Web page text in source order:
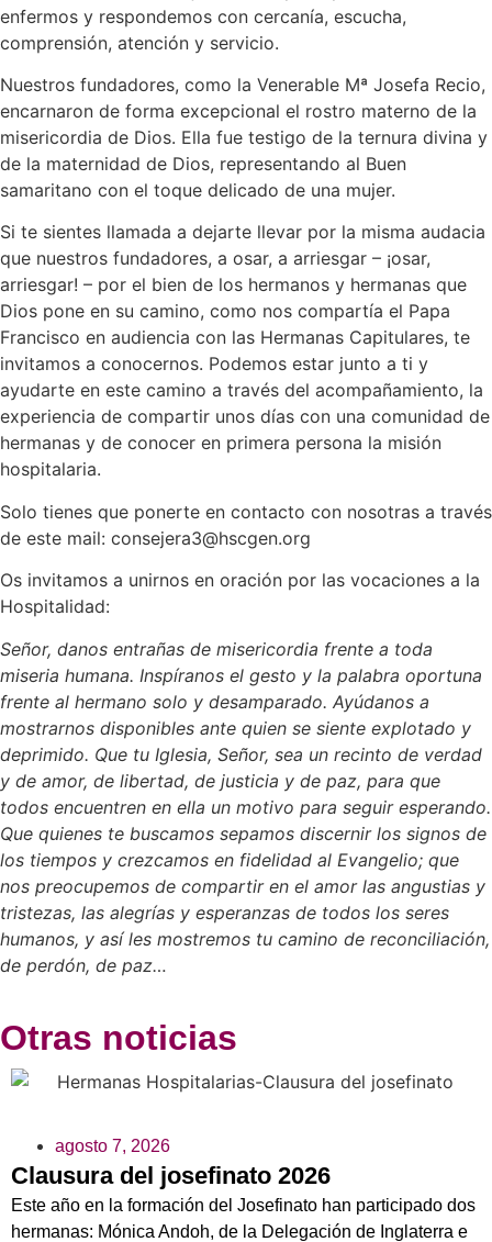
enfermos y respondemos con cercanía, escucha,
comprensión, atención y servicio.
Nuestros fundadores, como la Venerable Mª Josefa Recio,
encarnaron de forma excepcional el rostro materno de la
misericordia de Dios. Ella fue testigo de la ternura divina y
de la maternidad de Dios, representando al Buen
samaritano con el toque delicado de una mujer.
Si te sientes llamada a dejarte llevar por la misma audacia
que nuestros fundadores, a osar, a arriesgar – ¡osar,
arriesgar! – por el bien de los hermanos y hermanas que
Dios pone en su camino, como nos compartía el Papa
Francisco en audiencia con las Hermanas Capitulares, te
invitamos a conocernos. Podemos estar junto a ti y
ayudarte en este camino a través del acompañamiento, la
experiencia de compartir unos días con una comunidad de
hermanas y de conocer en primera persona la misión
hospitalaria.
Solo tienes que ponerte en contacto con nosotras a través
de este mail: consejera3@hscgen.org
Os invitamos a unirnos en oración por las vocaciones a la
Hospitalidad:
Señor, danos entrañas de misericordia frente a toda
miseria humana. Inspíranos el gesto y la palabra oportuna
frente al hermano solo y desamparado. Ayúdanos a
mostrarnos disponibles ante quien se siente explotado y
deprimido. Que tu Iglesia, Señor, sea un recinto de verdad
y de amor, de libertad, de justicia y de paz, para que
todos encuentren en ella un motivo para seguir esperando.
Que quienes te buscamos sepamos discernir los signos de
los tiempos y crezcamos en fidelidad al Evangelio; que
nos preocupemos de compartir en el amor las angustias y
tristezas, las alegrías y esperanzas de todos los seres
humanos, y así les mostremos tu camino de reconciliación,
de perdón, de paz…
Otras noticias
agosto 7, 2026
Clausura del josefinato 2026
Este año en la formación del Josefinato han participado dos
hermanas: Mónica Andoh, de la Delegación de Inglaterra e